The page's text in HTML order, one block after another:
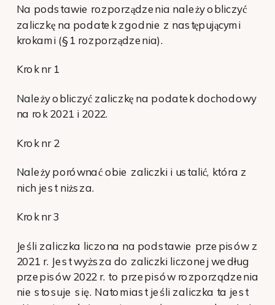
Na podstawie rozporządzenia należy obliczyć
zaliczkę na podatek zgodnie z następującymi
krokami (§ 1 rozporządzenia).
Krok nr 1
Należy obliczyć zaliczkę na podatek dochodowy
na rok 2021 i 2022.
Krok nr 2
Należy porównać obie zaliczki i ustalić, która z
nich jest niższa.
Krok nr 3
Jeśli zaliczka liczona na podstawie przepisów z
2021 r. Jest wyższa do zaliczki liczonej według
przepisów 2022 r. to przepisów rozporządzenia
nie stosuje się. Natomiast jeśli zaliczka ta jest